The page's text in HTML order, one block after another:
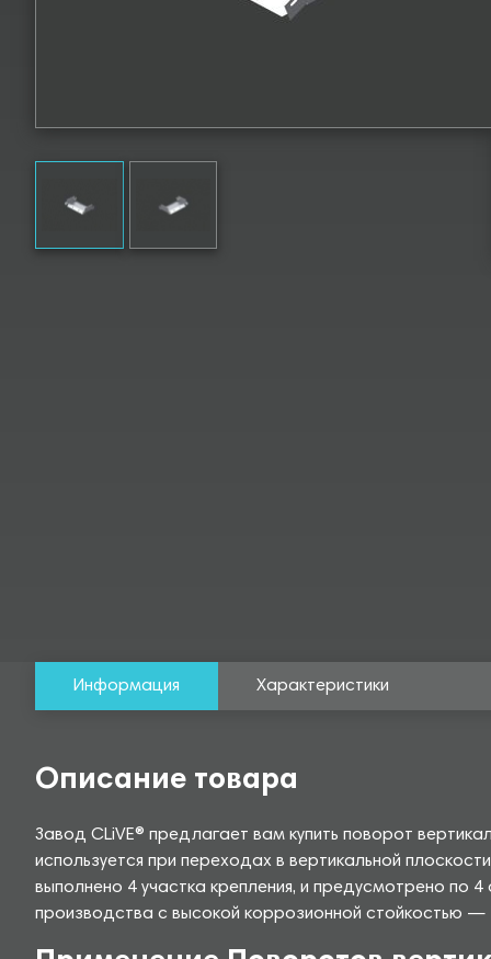
Информация Характеристики
Описание товара
Завод CLiVE® предлагает вам купить поворот
используется при переходах в вертикальной
выполнено 4 участка крепления, и предусмотрено по
производства с высокой коррозионной стойкостью —